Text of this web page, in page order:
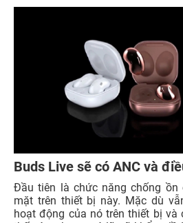
Buds Live sẽ có ANC và
Đầu tiên là chức năng chống ồn
mặt trên thiết bị này. Mặc dù
hoạt động của nó trên thiết bị